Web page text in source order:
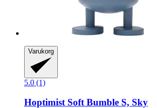
Varukorg
5.0 (1)
Hoptimist Soft Bumble S, Sky